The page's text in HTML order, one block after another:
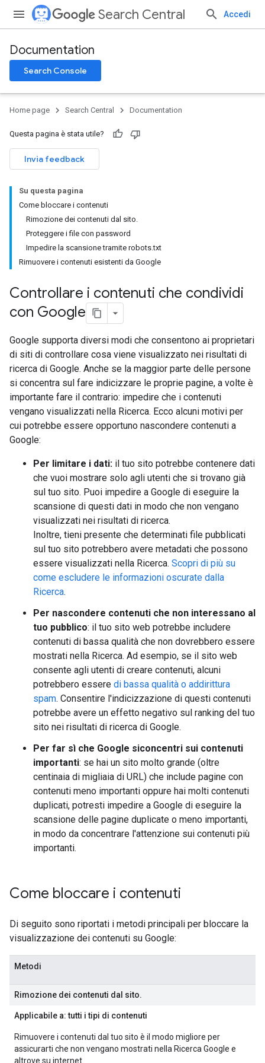
Search Central Accedi
Documentation
Search Console
Home page Search Central Documentation
Questa pagina è stata utile?
Invia feedback
Su questa pagina
Come bloccare i contenuti
Rimozione dei contenuti dal sito.
Proteggere i file con password
Impedire la scansione tramite robots.txt
Rimuovere i contenuti esistenti da Google
Controllare i contenuti che condividi
con Google
Google supporta diversi modi che consentono ai proprietari
di siti di controllare cosa viene visualizzato nei risultati di
ricerca di Google. Anche se la maggior parte delle persone
si concentra sul fare indicizzare le proprie pagine, a volte è
importante fare il contrario: impedire che i contenuti
vengano visualizzati nella Ricerca. Ecco alcuni motivi per
cui potrebbe essere opportuno nascondere contenuti a
Google:
Per limitare i dati: il tuo sito potrebbe contenere dati
che vuoi mostrare solo agli utenti che si trovano già
sul tuo sito. Puoi impedire a Google di eseguire la
scansione di questi dati in modo che non vengano
visualizzati nei risultati di ricerca.
Inoltre, tieni presente che determinati file pubblicati
sul tuo sito potrebbero avere metadati che possono
essere visualizzati nella Ricerca. Scopri di più su
come escludere le informazioni oscurate dalla
Ricerca.
Per nascondere contenuti che non interessano al
tuo pubblico: il tuo sito web potrebbe includere
contenuti di bassa qualità che non dovrebbero essere
mostrati nella Ricerca. Ad esempio, se il sito web
consente agli utenti di creare contenuti, alcuni
potrebbero essere di bassa qualità o addirittura
spam. Consentire l'indicizzazione di questi contenuti
potrebbe avere un effetto negativo sul ranking del tuo
sito nei risultati di ricerca di Google.
Per far sì che Google siconcentri sui contenuti
importanti: se hai un sito molto grande (oltre
centinaia di migliaia di URL) che include pagine con
contenuti meno importanti oppure hai molti contenuti
duplicati, potresti impedire a Google di eseguire la
scansione delle pagine duplicate o meno importanti,
in modo da concentrare l'attenzione sui contenuti più
importanti.
Come bloccare i contenuti
Di seguito sono riportati i metodi principali per bloccare la
visualizzazione dei contenuti su Google:
Metodi
Rimozione dei contenuti dal sito.
Applicabile a: tutti i tipi di contenuti
Rimuovere i contenuti dal tuo sito è il modo migliore per
assicurarti che non vengano mostrati nella Ricerca Google e
altrove su internet.